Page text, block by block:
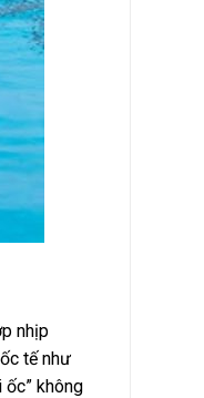
nhịp
tế như
không